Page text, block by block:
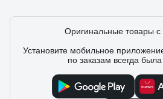
Оригинальные товары с
Установите мобильное
по заказам всегда